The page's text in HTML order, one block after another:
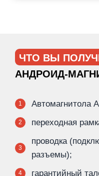
ЧТО ВЫ
АНДРОИД-
1 Автомагнитола
2 переходная
3
проводка
разъемы);
4 гарантийный